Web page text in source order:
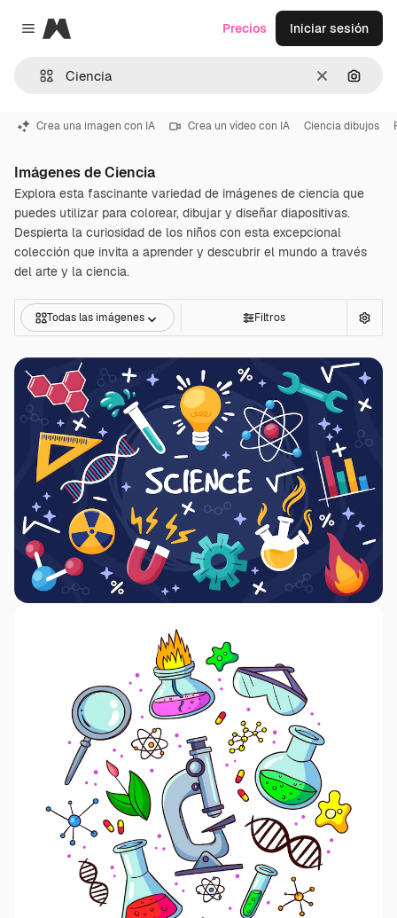
Close menu
Magnific
Borrar
Precios Iniciar sesión
Crea una imagen con IA Crea un vídeo con IA Ciencia dibujos
Imágenes de Ciencia
Explora esta fascinante variedad de imágenes de ciencia que
puedes utilizar para colorear, dibujar y diseñar diapositivas.
Despierta la curiosidad de los niños con esta excepcional
colección que invita a aprender y descubrir el mundo a través
del arte y la ciencia.
Todas las imágenes Filtros